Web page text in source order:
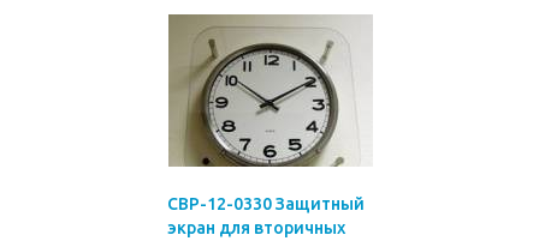
СВР-12-0330 Защитный
экран для вторичных